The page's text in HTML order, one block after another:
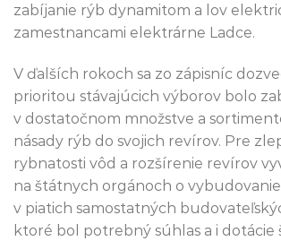
zabíjanie rýb dynamitom a lov
zamestnancami elektrárne Ladce.
V ďalších rokoch sa zo zápisníc
prioritou stávajúcich výborov bolo
v dostatočnom množstve a
násady rýb do svojich revírov. Pre
rybnatosti vôd a rozšírenie revírov
na štátnych orgánoch o
v piatich samostatných
ktoré bol potrebný súhlas a i dotácie